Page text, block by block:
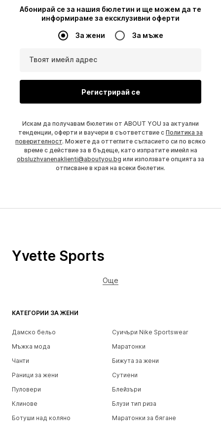
Абонирай се за нашия бюлетин и ще можем да те
информираме за ексклузивни оферти
За жени За мъже
Твоят имейл адрес
Регистрирай се
Искам да получавам бюлетин от ABOUT YOU за актуални
тенденции, оферти и ваучери в съответствие с Политика за
поверителност. Можете да оттеглите съгласието си по всяко
време с действие за в бъдеще, като изпратите имейл на
obsluzhvanenaklienti@aboutyou.bg или използвате опцията за
отписване в края на всеки бюлетин.
КАТЕГОРИИ ЗА ЖЕНИ
Дамско бельо
Суичъри Nike Sportswear
Мъжка мода
Маратонки
Чанти
Бижута за жени
Раници за жени
Сутиени
Пуловери
Блейзъри
Клинове
Блузи тип риза
Ботуши над коляно
Маратонки за бягане
Yvette Sports
Още